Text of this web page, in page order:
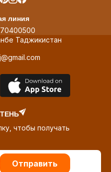
линия
Таджикистан
чтобы получать
Отправить